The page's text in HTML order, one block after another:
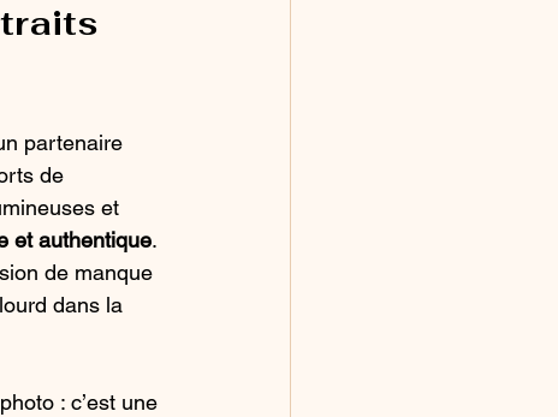
partenaire
de
et
et authentique.
de manque
dans la
: c’est une